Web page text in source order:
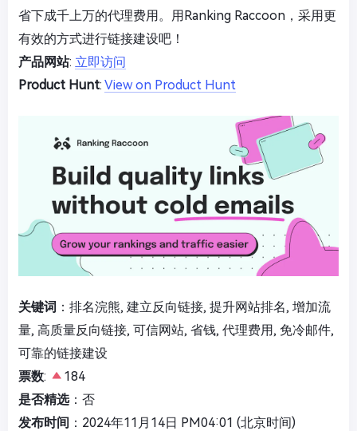
省下成千上万的代理费用。用Ranking Raccoon，采用更
有效的方式进行链接建设吧！
产品网站: 立即访问
Product Hunt: View on Product Hunt
关键词 ：排名浣熊, 建立反向链接, 提升网站排名, 增加流
量, 高质量反向链接, 可信网站, 省钱, 代理费用, 免冷邮件,
可靠的链接建设
票数:
184
是否精选：否
发布时间 ：2024年11月14日 PM04:01 (北京时间)